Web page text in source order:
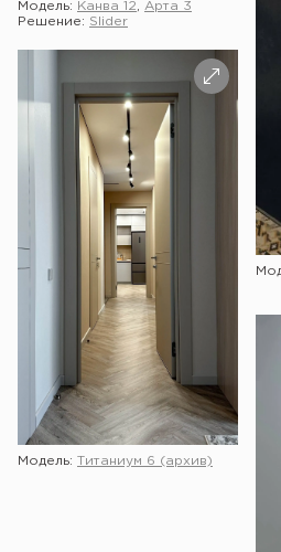
Модель: Канва 12
Арта 3
Решение: Slider
Модель: Титаниум 6 (архив)